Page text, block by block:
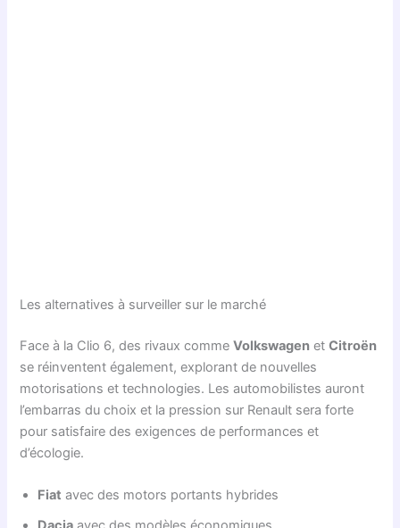
Les alternatives à surveiller sur le marché
Face à la Clio 6, des rivaux commeVolkswagen etCitroën
se réinventent également, explorant de nouvelles
motorisations et technologies. Les automobilistes auront
l’embarras du choix et la pression sur Renault sera forte
pour satisfaire des exigences de performances et
d’écologie.
Fiat avec des motors portants hybrides